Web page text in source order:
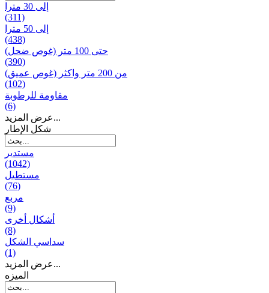
إلى 30 مترا
(311)
إلى 50 مترا
(438)
حتى 100 متر (غوص ضحل)
(390)
من 200 متر واکثر (غوص عميق)
(102)
مقاومة للرطوبة
(6)
عرض المزيد...
شكل الإطار
مستدير
(1042)
مستطيل
(76)
مربع
(9)
أشكال أخرى
(8)
سداسي الشكل
(1)
عرض المزيد...
المیزه